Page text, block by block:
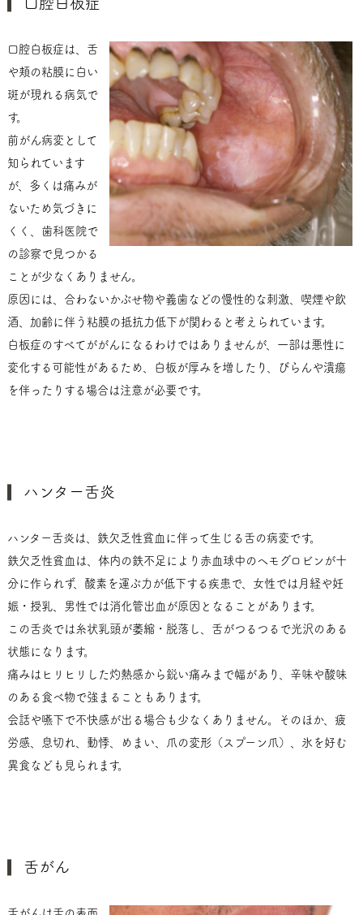
口腔白板症
口腔白板症は、舌
や頬の粘膜に白い
斑が現れる病気で
す。
前がん病変として
知られています
が、多くは痛みが
ないため気づきに
くく、歯科医院で
の診察で見つかる
ことが少なくありません。
原因には、合わないかぶせ物や義歯などの慢性的な刺激、喫煙や飲
酒、加齢に伴う粘膜の抵抗力低下が関わると考えられています。
白板症のすべてががんになるわけではありませんが、一部は悪性に
変化する可能性があるため、白板が厚みを増したり、びらんや潰瘍
を伴ったりする場合は注意が必要です。
ハンター舌炎
ハンター舌炎は、鉄欠乏性貧血に伴って生じる舌の病変です。
鉄欠乏性貧血は、体内の鉄不足により赤血球中のヘモグロビンが十
分に作られず、酸素を運ぶ力が低下する疾患で、女性では月経や妊
娠・授乳、男性では消化管出血が原因となることがあります。
この舌炎では糸状乳頭が萎縮・脱落し、舌がつるつるで光沢のある
状態になります。
痛みはヒリヒリした灼熱感から鋭い痛みまで幅があり、辛味や酸味
のある食べ物で強まることもあります。
会話や嚥下で不快感が出る場合も少なくありません。そのほか、疲
労感、息切れ、動悸、めまい、爪の変形（スプーン爪）、氷を好む
異食なども見られます。
舌がん